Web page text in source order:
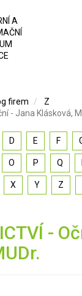
A
firem
Z
- Jana Klásková,
D E F
O P Q
X Y Z
-